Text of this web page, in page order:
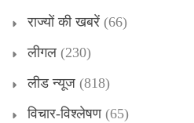
राज्यों की खबरें (66)
लीगल (230)
लीड न्यूज (818)
विचार-विश्लेषण(65)